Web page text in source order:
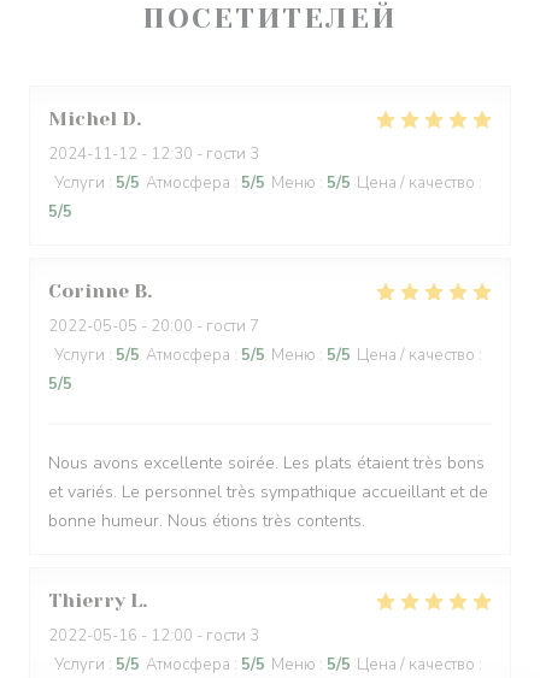
ПОСЕТИТЕЛЕЙ
Michel D
2024-11-12 - 12:30 - гости 3
Услуги : 5/5 Атмосфера : 5/5 Меню : 5/5 Цена / качество :
5/5
Corinne B
2022-05-05 - 20:00 - гости 7
Услуги : 5/5 Атмосфера : 5/5 Меню : 5/5 Цена / качество :
5/5
Nous avons excellente soirée. Les plats étaient très bons
et variés. Le personnel très sympathique accueillant et de
bonne humeur. Nous étions très contents.
Thierry L
2022-05-16 - 12:00 - гости 3
Услуги : 5/5 Атмосфера : 5/5 Меню : 5/5 Цена / качество :